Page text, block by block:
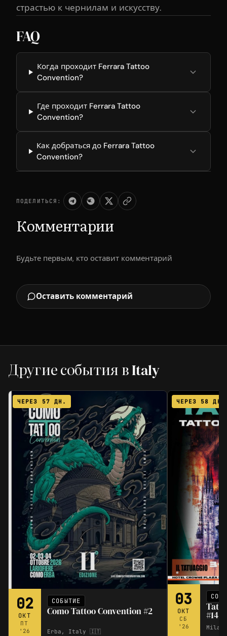
страстью к чернилам и искусству.
FAQ
Когда проходит Ferrara Tattoo
Convention?
Где проходит Ferrara Tattoo
Convention?
Как добраться до Ferrara Tattoo
Convention?
ПОДЕЛИТЬСЯ:
Комментарии
Будьте первым, кто оставит комментарий
Оставить комментарий
Другие события в Italy
ЧЕРЕЗ 57 ДН.
02
ОКТ
ПТ
'26
СОБЫТИЕ
Como Tattoo Convention #2
Erba, Italy 🇮🇹
ЧЕРЕЗ 58 ДН.
03
ОКТ
СБ
'26
#14